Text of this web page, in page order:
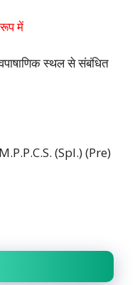
में
स्थल से संबंधित
(Spl.) (Pre)